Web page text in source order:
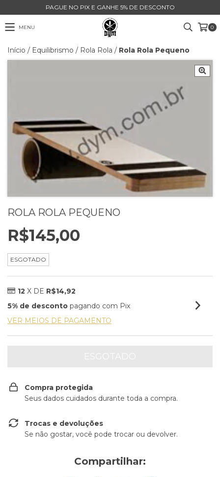
PAGUE NO PIX E GANHE 5% DE DESCONTO
MENU 0
Início / Equilibrismo / Rola Rola / Rola Rola Pequeno
ROLA ROLA PEQUENO
R$145,00
ESGOTADO
12 X DE R$14,92
5% de desconto pagando com Pix
VER MEIOS DE PAGAMENTO
Compra protegida
Seus dados cuidados durante toda a compra.
Trocas e devoluções
Se não gostar, você pode trocar ou devolver.
Compartilhar: